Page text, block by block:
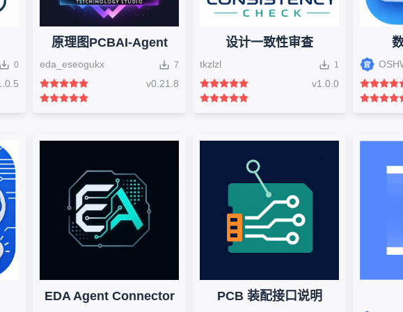
0
原理图PCBAI-Agent
eda_eseogukx 7
v0.21.8
设计一致性审查
tkzlzl 1
v1.0.0
EDA Agent Connector PCB 装配接口说明